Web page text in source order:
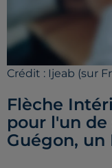
Crédit : Ijeab (sur
Flèche
pour l'un de
Guégon, un